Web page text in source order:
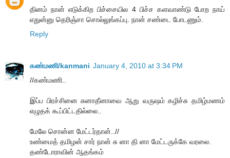
தினம் நான் எடுக்கிற பிச்சையில 4 பிச்ச களவாண்டு போற நாய்
எதுன்னு தெரிஞ்சா சொல்லுங்கப்பு. நான் சண்டை போடணும்.
Reply
கண்மணி/kanmani January 4, 2010 at 3:34 PM
//கண்மணி..
இப்ப பிரச்சினை சுனாதீனாவை ஆறு வருஷம் கழிச்சு தமிழ்மணம்
எழுதக் கூப்பிட்டதில்லை..
மேலே சொன்ன மேட்டர்தான்..//
உண்மைத் தமிழன் சார் நான் சு னா தி னா மேட்டருக்கே வரலை.
தண்டோராவின் ஆதங்கம்